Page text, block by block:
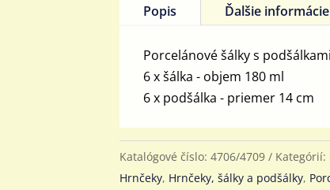
Future
180
osôb
Popis Ďalšie informácie
Porcelánové šálky s
6 x šálka - objem 180 ml
6 x podšálka - priemer 14 cm
Katalógové číslo:4706/4709 Kategórií:
Hrnčeky, Hrnčeky, šálky a podšálky,